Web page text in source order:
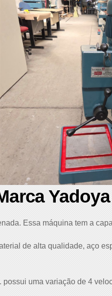
Essa máquina tem a
de alta qualidade, aço
uma variação de 4